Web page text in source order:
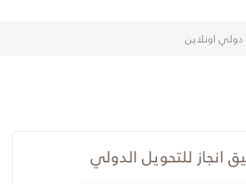
اونلاين
انجاز للتحويل الدولي